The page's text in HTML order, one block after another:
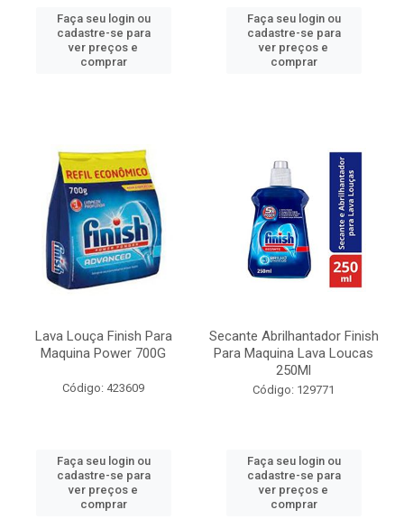
Faça seu login ou
cadastre-se para
ver preços e
comprar
Faça seu login ou
cadastre-se para
ver preços e
comprar
Lava Louça Finish Para
Maquina Power 700G
Código: 423609
Faça seu login ou
cadastre-se para
ver preços e
comprar
Secante Abrilhantador Finish
Para Maquina Lava Loucas
250Ml
Código: 129771
Faça seu login ou
cadastre-se para
ver preços e
comprar